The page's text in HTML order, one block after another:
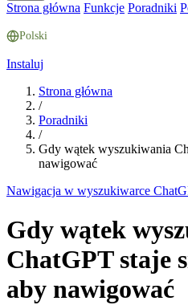
Strona główna Funkcje Poradniki
Polski
Instaluj
Strona główna
/
Poradniki
/
Gdy wątek wyszukiwania
nawigować
Nawigacja w wyszukiwarce
Gdy wątek
ChatGPT staje
aby nawigować